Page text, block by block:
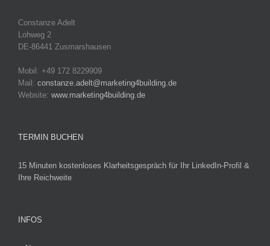
Constanze Adelt
Lohweg 2
DE-86441 Zusmarshausen
Mobil: +49 172 8229909
Mail: constanze.adelt@marketing4building.de
Website: www.marketing4building.de
TERMIN BUCHEN
15 Minuten kostenloses Klarheitsgespräch für Ihr LinkedIn-Profil &
Ihre Reichweite
INFOS